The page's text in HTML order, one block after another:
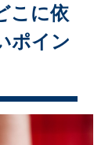
こに依
ポイン